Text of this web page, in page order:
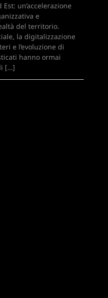
un’accelerazione
e
del territorio.
la digitalizzazione
e l’evoluzione di
hanno ormai
[…]